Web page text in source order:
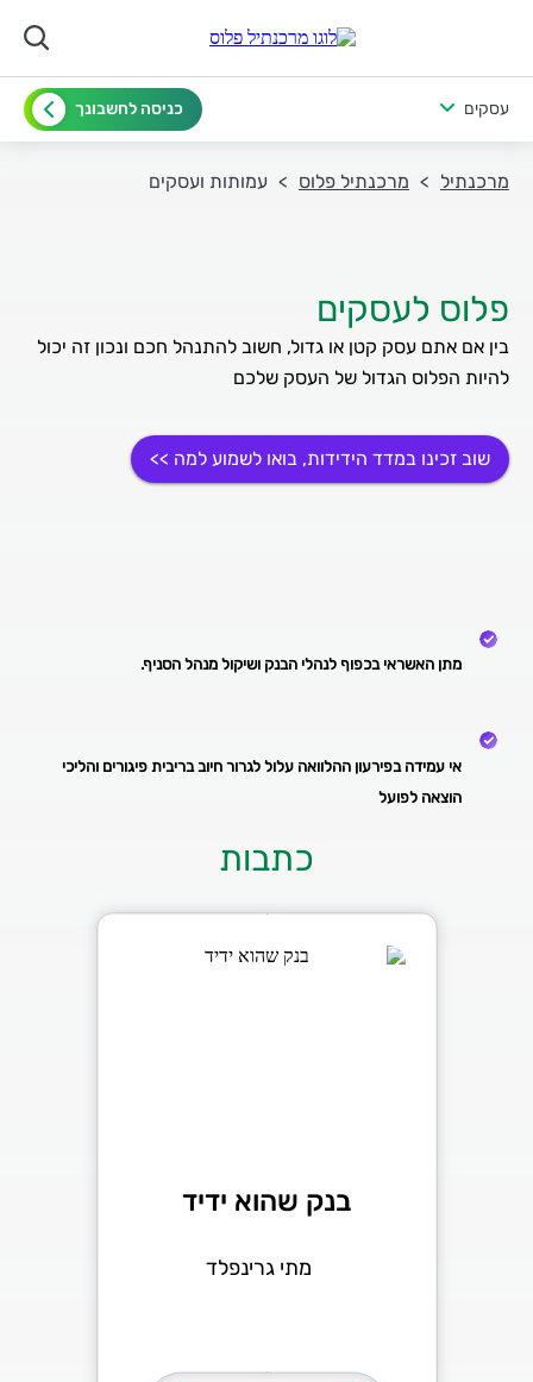
עסקים כניסה לחשבונך
מרכנתיל מרכנתיל פלוס עמותות ועסקים
פלוס לעסקים
בין אם אתם עסק קטן או גדול, חשוב להתנהל חכם ונכון זה יכול
להיות הפלוס הגדול של העסק שלכם
שוב זכינו במדד הידידות, בואו לשמוע למה >>
מתן האשראי בכפוף לנהלי הבנק ושיקול מנהל הסניף.
אי עמידה בפירעון ההלוואה עלול לגרור חיוב בריבית פיגורים והליכי
הוצאה לפועל
כתבות
בנק שהוא ידיד
מתי גרינפלד